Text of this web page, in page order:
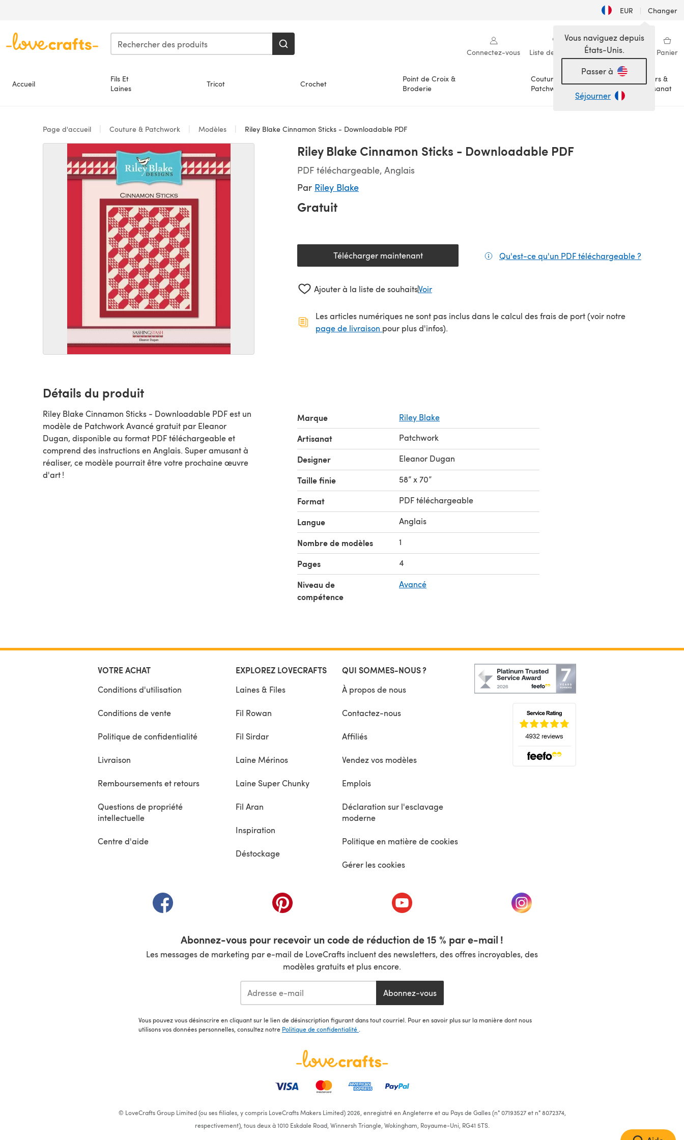
EUR | Changer
Connectez-vous Liste de souhaits Ma bibliothèque Panier
Accueil
Fils Et
Laines
Tricot Crochet
Point de Croix &
Broderie
Couture &
Patchwork
Loisirs &
Artisanat
Vous naviguez depuis
États-Unis.
Passer à
Séjourner
Page d'accueil Couture & Patchwork Modèles Riley Blake Cinnamon Sticks - Downloadable PDF
Riley Blake Cinnamon Sticks - Downloadable PDF
PDF téléchargeable, Anglais
Par Riley Blake
Gratuit
Télécharger maintenant(s'ouvre dans un nouvel onglet) Qu'est-ce qu'un PDF téléchargeable ?
Ajouter à la liste de souhaitsVoir
Les articles numériques ne sont pas inclus dans le calcul des frais de port (voir notre
page de livraison (s'ouvre dans un nouvel onglet)
pour plus d'infos).
Détails du produit
Riley Blake Cinnamon Sticks - Downloadable PDF est un
modèle de Patchwork Avancé gratuit par Eleanor
Dugan, disponible au format PDF téléchargeable et
comprend des instructions en Anglais. Super amusant à
réaliser, ce modèle pourrait être votre prochaine œuvre
d'art !
Marque Riley Blake
Artisanat Patchwork
Designer Eleanor Dugan
Taille finie 58” x 70”
Format PDF téléchargeable
Langue Anglais
Nombre de modèles 1
Pages 4
Niveau de
compétence
Avancé
VOTRE ACHAT
Conditions d'utilisation
Conditions de vente
Politique de confidentialité
Livraison
Remboursements et retours
Questions de propriété
intellectuelle
Centre d'aide
EXPLOREZ LOVECRAFTS
Laines & Files
Fil Rowan
Fil Sirdar
Laine Mérinos
Laine Super Chunky
Fil Aran
Inspiration
Déstockage
QUI SOMMES-NOUS ?
À propos de nous
Contactez-nous
Affiliés
Vendez vos modèles
Emplois
Déclaration sur l'esclavage
moderne
Politique en matière de cookies
Gérer les cookies
(s'ouvre dans un nouvel onglet) (s'ouvre dans un nouvel onglet) (s'ouvre dans un nouvel onglet) (s'ouvre dans un nouvel onglet)
Abonnez-vous pour recevoir un code de réduction de 15 % par e-mail !
Les messages de marketing par e-mail de LoveCrafts incluent des newsletters, des offres incroyables, des
modèles gratuits et plus encore.
Abonnez-vous
Vous pouvez vous désinscrire en cliquant sur le lien de désinscription figurant dans tout courriel. Pour en savoir plus sur la manière dont nous
utilisons vos données personnelles, consultez notre Politique de confidentialité .
© LoveCrafts Group Limited (ou ses filiales, y compris LoveCrafts Makers Limited) 2026, enregistré en Angleterre et au Pays de Galles (n° 07193527 et n° 8072374,
respectivement), tous deux à 1010 Eskdale Road, Winnersh Triangle, Wokingham, Royaume-Uni, RG41 5TS.